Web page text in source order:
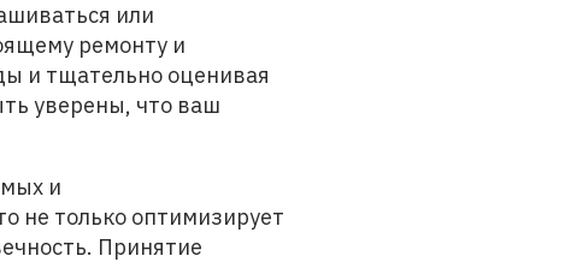
или
ремонту и
и тщательно оценивая
уверены, что ваш
и
не только оптимизирует
Принятие